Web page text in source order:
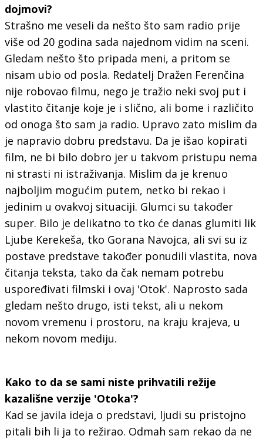
dojmovi?
Strašno me veseli da nešto što sam radio prije
više od 20 godina sada najednom vidim na sceni.
Gledam nešto što pripada meni, a pritom se
nisam ubio od posla. Redatelj Dražen Ferenčina
nije robovao filmu, nego je tražio neki svoj put i
vlastito čitanje koje je i slično, ali bome i različito
od onoga što sam ja radio. Upravo zato mislim da
je napravio dobru predstavu. Da je išao kopirati
film, ne bi bilo dobro jer u takvom pristupu nema
ni strasti ni istraživanja. Mislim da je krenuo
najboljim mogućim putem, netko bi rekao i
jedinim u ovakvoj situaciji. Glumci su također
super. Bilo je delikatno to tko će danas glumiti lik
Ljube Kerekeša, tko Gorana Navojca, ali svi su iz
postave predstave također ponudili vlastita, nova
čitanja teksta, tako da čak nemam potrebu
uspoređivati filmski i ovaj 'Otok'. Naprosto sada
gledam nešto drugo, isti tekst, ali u nekom
novom vremenu i prostoru, na kraju krajeva, u
nekom novom mediju.
Kako to da se sami niste prihvatili režije
kazališne verzije 'Otoka'?
Kad se javila ideja o predstavi, ljudi su pristojno
pitali bih li ja to režirao. Odmah sam rekao da ne